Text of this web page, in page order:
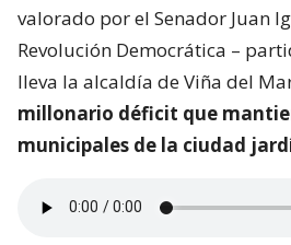
valorado por el Senador Juan
Revolución Democrática –
lleva la alcaldía de Viña del
millonario déficit que
municipales de la ciudad